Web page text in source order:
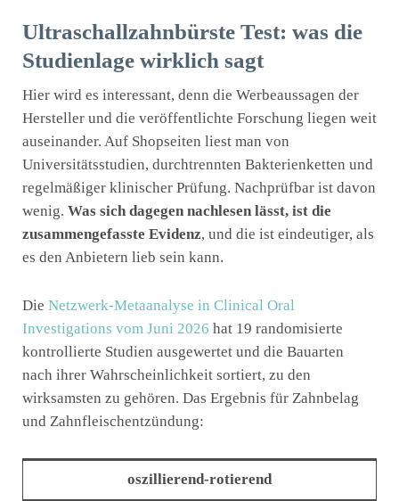
Ultraschallzahnbürste Test: was die
Studienlage wirklich sagt
Hier wird es interessant, denn die Werbeaussagen der
Hersteller und die veröffentlichte Forschung liegen weit
auseinander. Auf Shopseiten liest man von
Universitätsstudien, durchtrennten Bakterienketten und
regelmäßiger klinischer Prüfung. Nachprüfbar ist davon
wenig. Was sich dagegen nachlesen lässt, ist die
zusammengefasste Evidenz, und die ist eindeutiger, als
es den Anbietern lieb sein kann.
Die Netzwerk-Metaanalyse in Clinical Oral
Investigations vom Juni 2026 hat 19 randomisierte
kontrollierte Studien ausgewertet und die Bauarten
nach ihrer Wahrscheinlichkeit sortiert, zu den
wirksamsten zu gehören. Das Ergebnis für Zahnbelag
und Zahnfleischentzündung:
oszillierend-rotierend